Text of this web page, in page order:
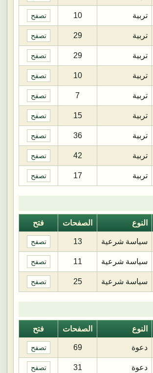
تربية 10 تصفح
تربية 29 تصفح
تربية 29 تصفح
تربية 10 تصفح
تربية 7 تصفح
تربية 15 تصفح
تربية 36 تصفح
تربية 42 تصفح
تربية 17 تصفح
النوع الصفحات فتح
سياسة شرعية 13 تصفح
سياسة شرعية 11 تصفح
سياسة شرعية 25 تصفح
النوع الصفحات فتح
دعوة 69 تصفح
دعوة 31 تصفح